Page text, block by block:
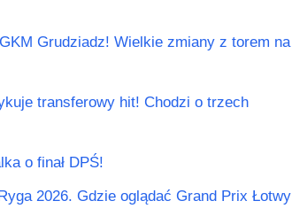
Grudziadz! Wielkie zmiany z torem na
transferowy hit! Chodzi o trzech
o finał DPŚ!
2026. Gdzie oglądać Grand Prix Łotwy